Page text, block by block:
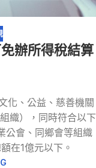
辦所得稅結算
化、公益、慈善機關
織），同時符合以下
公會、同鄉會等組織
在1億元以下。